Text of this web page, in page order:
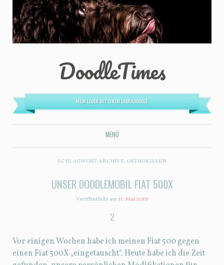
DoodleTimes
MEIN LEBEN MIT EINEM LABRADOODLE.
MENÜ
ZUM INHALT SPRINGEN
SCHLAGWORT-ARCHIVE: ORTHOKISSEN
UNSER DOODLEMOBIL FIAT 500X
Veröffentlicht am11. Mai 2016
2
Vor einigen Wochen habe ich meinen Fiat 500 gegen
einen Fiat 500X „eingetauscht“. Heute habe ich die Zeit